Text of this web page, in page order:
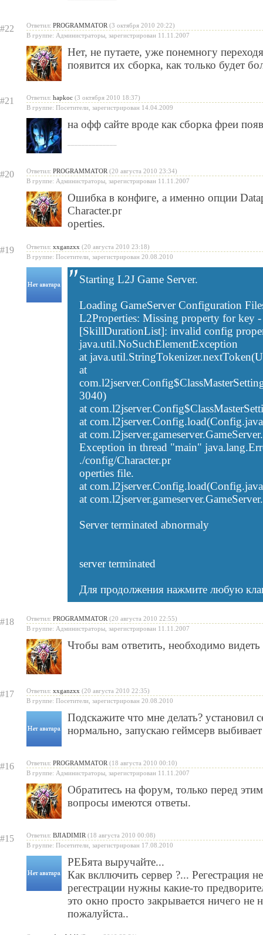
#22 Ответил: PROGRAMMATOR (3 октября 2010 20:22)
В группе: Администраторы, зарегистрирован 11.11.2007
Нет, не путаете, уже понемногу
появится их сборка, как только будет
#21 Ответил: hapkoc (3 октября 2010 18:37)
В группе: Посетители, зарегистрирован 14.04.2009
на офф сайте вроде как сборка фреи
#20 Ответил: PROGRAMMATOR (20 августа 2010 23:34)
В группе: Администраторы, зарегистрирован 11.11.2007
Ошибка в конфиге, а именно опции
Character.pr
operties.
#19 Ответил: xxganzxx (20 августа 2010 23:18)
В группе: Посетители, зарегистрирован 20.08.2010
Starting L2J Game Server.
Loading GameServer Configuration
L2Properties: Missing property for key
[SkillDurationList]: invalid config
java.util.NoSuchElementException
at
at
3040)
at
at
at
Exception in thread "main"
./config/Character.pr
operties file.
at
at
Server terminated abnormaly
server terminated
Для продолжения нажмите любую
#18 Ответил: PROGRAMMATOR (20 августа 2010 22:55)
В группе: Администраторы, зарегистрирован 11.11.2007
Чтобы вам ответить, необходимо
#17 Ответил: xxganzxx (20 августа 2010 22:35)
В группе: Посетители, зарегистрирован 20.08.2010
Подскажите что мне делать? установил
нормально, запускаю геймсерв
#16 Ответил: PROGRAMMATOR (18 августа 2010 00:10)
В группе: Администраторы, зарегистрирован 11.11.2007
Обратитесь на форум, только перед
вопросы имеются ответы.
#15 Ответил: BJIADIMIR (18 августа 2010 00:08)
В группе: Посетители, зарегистрирован 17.08.2010
РЕБята выручайте...
Как вкллючить сервер ?... Регестрация
регестрации нужны какие-то
это окно просто закрывается ничего не
пожалуйста..